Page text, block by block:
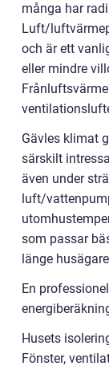
många har
Luft/
och är ett
eller mindre
Gävles klimat
särskilt
även under
luft/
som passar
länge
En
Husets
Fönster,